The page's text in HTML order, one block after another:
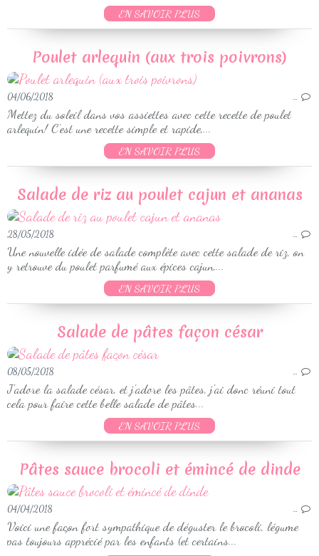
EN SAVOIR PLUS
Poulet arlequin (aux trois poivrons)
04/06/2018 …
Mettez du soleil dans vos assiettes avec cette recette de poulet
arlequin! C'est une recette simple et rapide,...
EN SAVOIR PLUS
Salade de riz au poulet cajun et ananas
28/05/2018 …
Une nouvelle idée de salade complète avec cette salade de riz, on
y retrouve du poulet parfumé aux épices cajun,...
EN SAVOIR PLUS
Salade de pâtes façon césar
08/05/2018 …
J'adore la salade césar, et j'adore les pâtes, j'ai donc réuni tout
cela pour faire cette belle salade de pâtes...
EN SAVOIR PLUS
Pâtes sauce brocoli et émincé de dinde
04/04/2018 …
Voici une façon fort sympathique de déguster le brocoli, légume
pas toujours apprécié par les enfants (et certains...